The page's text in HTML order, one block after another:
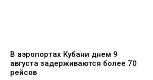
В аэропортах Кубани днем 9
августа задерживаются более 70
рейсов